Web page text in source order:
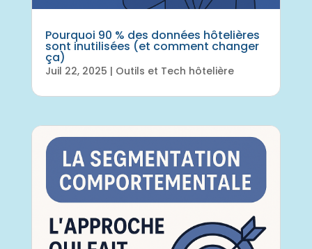
Pourquoi 90 % des données hôtelières
sont inutilisées (et comment changer
ça)
Juil 22, 2025 | Outils et Tech hôtelière